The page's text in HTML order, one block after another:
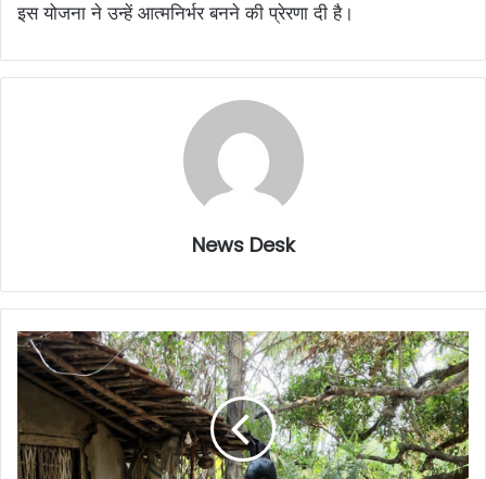
इस योजना ने उन्हें आत्मनिर्भर बनने की प्रेरणा दी है।
News Desk